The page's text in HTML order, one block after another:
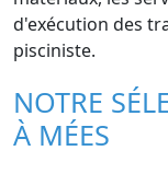
d'exécution des
pisciniste.
NOTRE
À MÉES